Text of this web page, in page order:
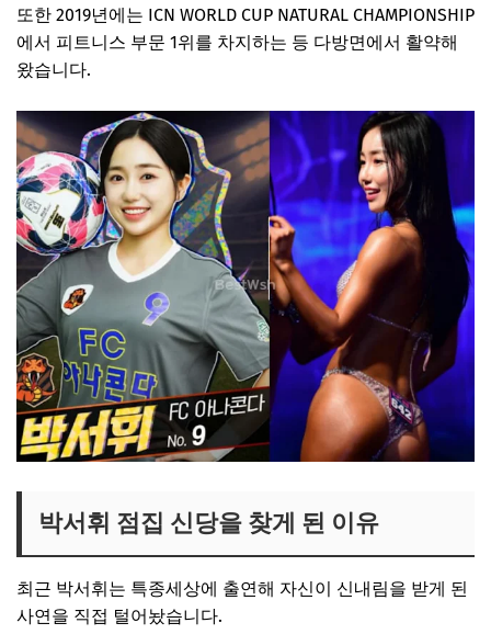
또한 2019년에는 ICN WORLD CUP NATURAL CHAMPIONSHIP
에서 피트니스 부문 1위를 차지하는 등 다방면에서 활약해
왔습니다.
박서휘 점집 신당을 찾게 된 이유
최근 박서휘는 특종세상에 출연해 자신이 신내림을 받게 된
사연을 직접 털어놨습니다.